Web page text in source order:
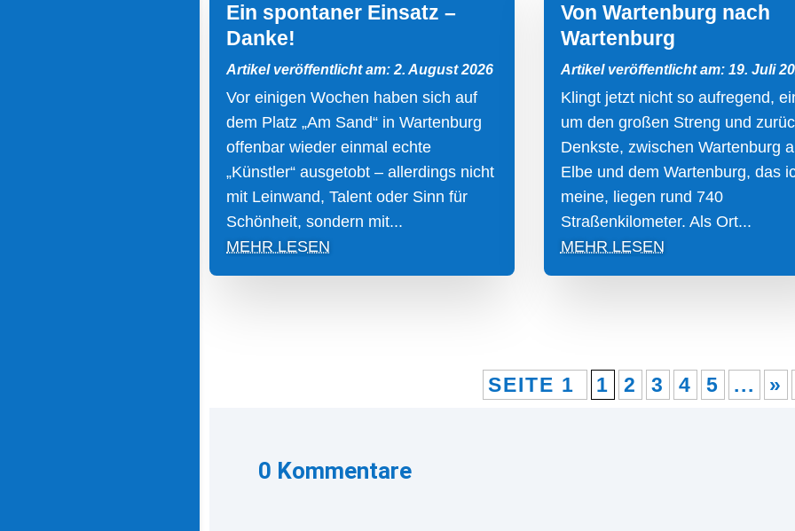
Ein spontaner Einsatz –
Danke!
Artikel veröffentlicht am: 2. August 2026
Vor einigen Wochen haben sich auf
dem Platz „Am Sand“ in Wartenburg
offenbar wieder einmal echte
„Künstler“ ausgetobt – allerdings nicht
mit Leinwand, Talent oder Sinn für
Schönheit, sondern mit...
MEHR LESEN
Von Wartenburg nach
Wartenburg
Artikel veröffentlicht am: 19. Juli
Klingt jetzt nicht so aufregend,
um den großen Streng und
Denkste, zwischen Wartenburg
Elbe und dem Wartenburg, das
meine, liegen rund 740
Straßenkilometer. Als Ort...
MEHR LESEN
SEITE 1 1 2 3 4 5 ... »
0 Kommentare